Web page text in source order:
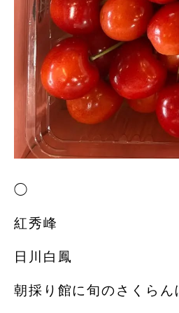
◯
紅秀峰
日川白鳳
朝採り館に旬のさくらん